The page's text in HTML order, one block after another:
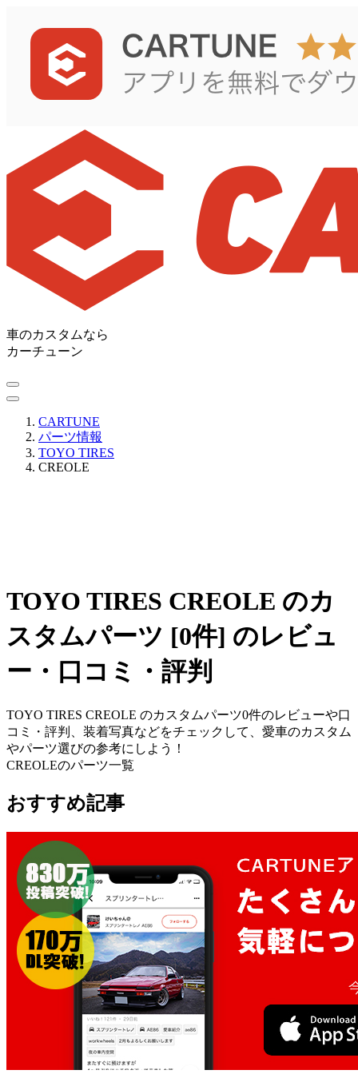
車のカスタムなら
カーチューン
CARTUNE
パーツ情報
TOYO TIRES
CREOLE
TOYO TIRES CREOLE のカ
スタムパーツ [0件] のレビュ
ー・口コミ・評判
TOYO TIRES CREOLE のカスタムパーツ0件のレビューや口
コミ・評判、装着写真などをチェックして、愛車のカスタム
やパーツ選びの参考にしよう！
CREOLEのパーツ一覧
おすすめ記事